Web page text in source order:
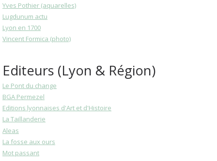
Yves Pothier (aquarelles)
Lugdunum actu
Lyon en 1700
Vincent Formica (photo)
Editeurs (Lyon & Région)
Le Pont du change
BGA Permezel
Editions lyonnaises d'Art et d'Histoire
La Taillanderie
Aleas
La fosse aux ours
Mot passant